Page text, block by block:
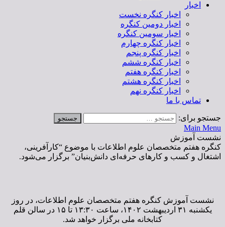
اخبار
اخبار کنگره نخست
اخبار دومین کنگره
اخبار سومین کنگره
اخبار کنگره چهارم
اخبار کنگره پنجم
اخبار کنگره ششم
اخبار کنگره هفتم
اخبار کنگره هشتم
اخبار کنگره نهم
تماس با ما
جستجو برای:
Main Menu
نشست آموزش
کنگره هفتم متخصصان علوم اطلاعات با موضوع “کارآفرینی،
اشتغال و کسب و کارهای حرفه‌ای دانش‌بنیان” برگزار می‌شود.
نشست آموزش کنگره هفتم متخصصان علوم اطلاعات، در روز
یکشنبه ۳۱ اردیبهشت ۱۴۰۲، ساعت ۱۳:۳۰ تا ۱۵ در سالن قلم
کتابخانه ملی برگزار خواهد شد.